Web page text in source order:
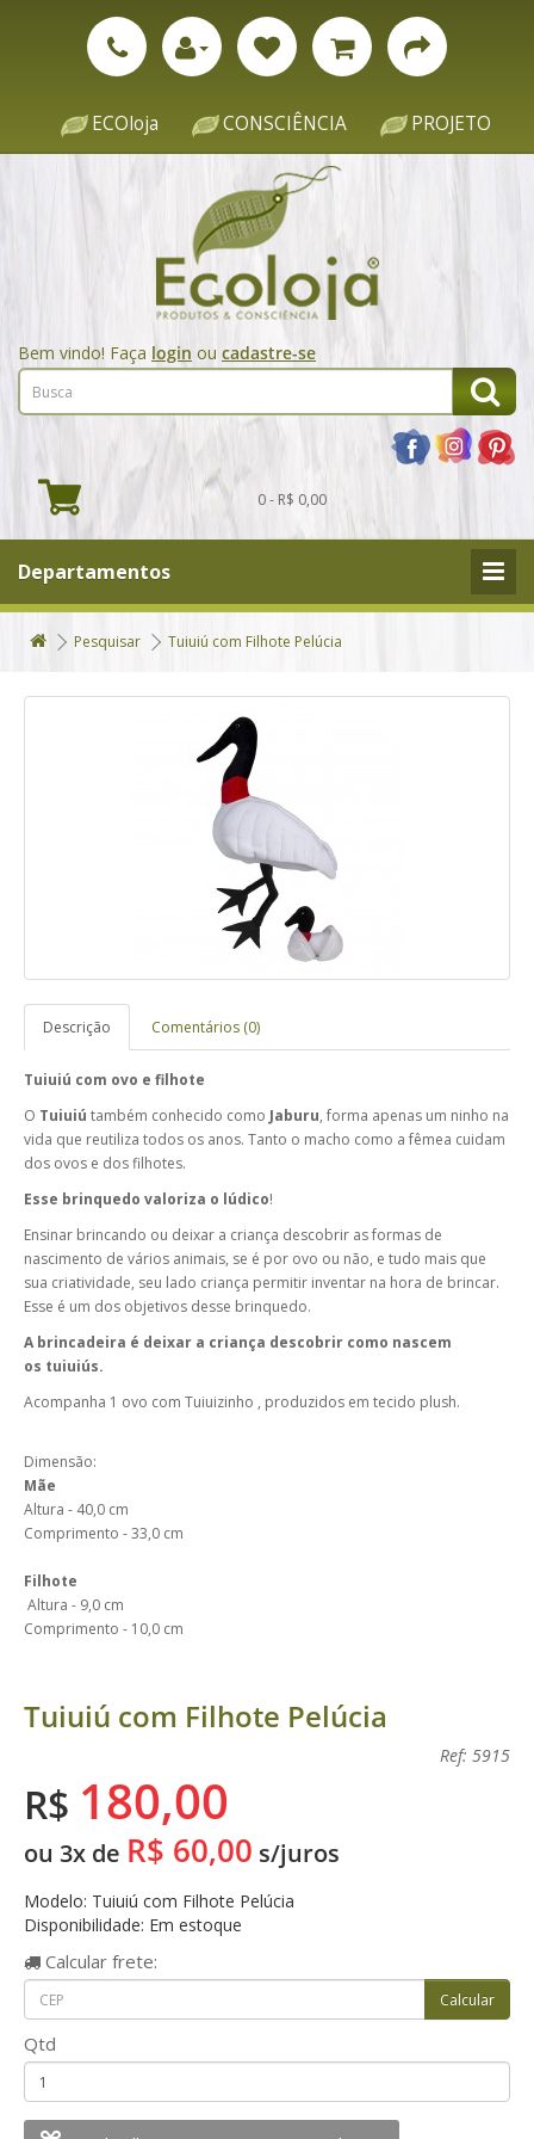
ECOloja CONSCIÊNCIA PROJETO
Bem vindo! Faça login ou cadastre-se
0 - R$ 0,00
Departamentos
Pesquisar Tuiuiú com Filhote Pelúcia
Descrição Comentários (0)
Tuiuiú com ovo e filhote
O Tuiuiú também conhecido como Jaburu, forma apenas um ninho na
vida que reutiliza todos os anos. Tanto o macho como a fêmea cuidam
dos ovos e dos filhotes.
Esse brinquedo valoriza o lúdico!
Ensinar brincando ou deixar a criança descobrir as formas de
nascimento de vários animais, se é por ovo ou não, e tudo mais que
sua criatividade, seu lado criança permitir inventar na hora de brincar.
Esse é um dos objetivos desse brinquedo.
A brincadeira é deixar a criança descobrir como nascem
os tuiuiús.
Acompanha 1 ovo com Tuiuizinho , produzidos em tecido plush.
Dimensão:
Mãe
Altura - 40,0 cm
Comprimento - 33,0 cm
Filhote
Altura - 9,0 cm
Comprimento - 10,0 cm
Tuiuiú com Filhote Pelúcia
Ref: 5915
R$ 180,00
ou 3x de R$ 60,00 s/juros
Modelo: Tuiuiú com Filhote Pelúcia
Disponibilidade: Em estoque
Calcular frete:
Qtd